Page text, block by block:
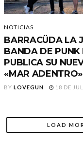
NOTICIAS
BARRACÜDA LA
BANDA DE PUNK
PUBLICA SU
«MAR ADENTRO»
BY LOVEGUN 18 DE
LOAD